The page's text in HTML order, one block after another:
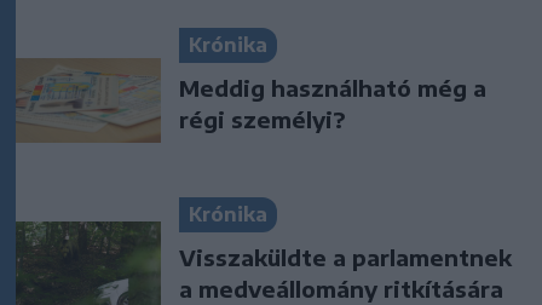
Krónika
Meddig használható még a
régi személyi?
Krónika
Visszaküldte a parlamentnek
a medveállomány ritkítására